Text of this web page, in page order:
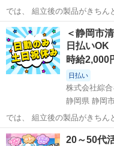
では、 組立後の製品がきちん
た、 加工後の…
静岡 静岡市 工場
＜静岡市
日払い
時給2,000
日払い
株式会社綜
静岡県 静岡
では、 組立後の製品がきちん
た、 加工後の…
静岡 静岡市
20～50代